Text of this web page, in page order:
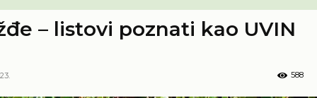
– listovi poznati kao UVIN
588